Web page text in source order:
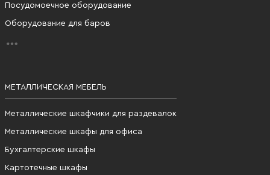
Посудомоечное оборудование
Оборудование для баров
МЕТАЛЛИЧЕСКАЯ МЕБЕЛЬ
Металлические шкафчики для раздевалок
Металлические шкафы для офиса
Бухгалтерские шкафы
Картотечные шкафы